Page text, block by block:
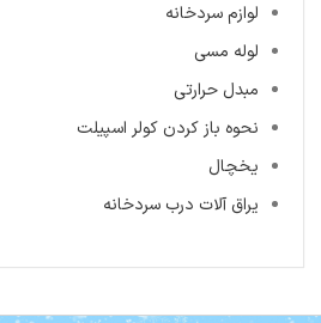
لوازم سردخانه
لوله مسی
مبدل حرارتی
نحوه باز کردن کولر اسپیلت
یخچال
یراق آلات درب سردخانه